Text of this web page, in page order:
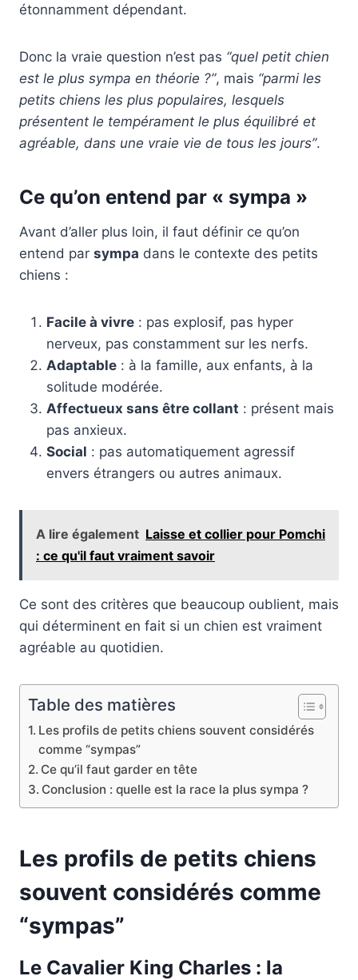
étonnamment dépendant.
Donc la vraie question n’est pas “quel petit chien
est le plus sympa en théorie ?”, mais “parmi les
petits chiens les plus populaires, lesquels
présentent le tempérament le plus équilibré et
agréable, dans une vraie vie de tous les jours”.
Ce qu’on entend par « sympa »
Avant d’aller plus loin, il faut définir ce qu’on
entend par sympa dans le contexte des petits
chiens :
Facile à vivre : pas explosif, pas hyper
nerveux, pas constamment sur les nerfs.
Adaptable : à la famille, aux enfants, à la
solitude modérée.
Affectueux sans être collant : présent mais
pas anxieux.
Social : pas automatiquement agressif
envers étrangers ou autres animaux.
A lire également Laisse et collier pour Pomchi
: ce qu'il faut vraiment savoir
Ce sont des critères que beaucoup oublient, mais
qui déterminent en fait si un chien est vraiment
agréable au quotidien.
Table des matières
Les profils de petits chiens souvent considérés
comme “sympas”
Ce qu’il faut garder en tête
Conclusion : quelle est la race la plus sympa ?
Les profils de petits chiens
souvent considérés comme
“sympas”
Le Cavalier King Charles : la